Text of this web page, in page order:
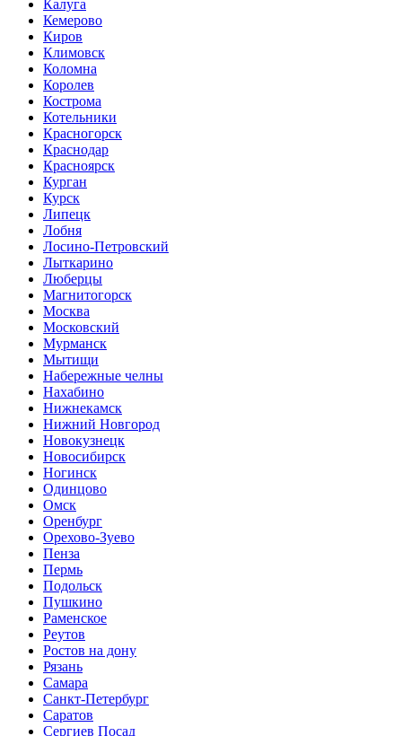
Калуга
Кемерово
Киров
Климовск
Коломна
Королев
Кострома
Котельники
Красногорск
Краснодар
Красноярск
Курган
Курск
Липецк
Лобня
Лосино-Петровский
Лыткарино
Люберцы
Магнитогорск
Москва
Московский
Мурманск
Мытищи
Набережные челны
Нахабино
Нижнекамск
Нижний Новгород
Новокузнецк
Новосибирск
Ногинск
Одинцово
Омск
Оренбург
Орехово-Зуево
Пенза
Пермь
Подольск
Пушкино
Раменское
Реутов
Ростов на дону
Рязань
Самара
Санкт-Петербург
Саратов
Сергиев Посад